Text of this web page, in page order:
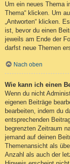
Um ein neues Thema
Thema“ klicken. Um
„Antworten“ klicken.
ist, bevor du einen
jeweils am Ende der
darfst neue Themen
Nach oben
Wie kann ich einen
Wenn du nicht
eigenen Beiträge
bearbeiten, indem du
entsprechenden
begrenzten Zeitraum
jemand auf deinen
Themenansicht als
Anzahl als auch der